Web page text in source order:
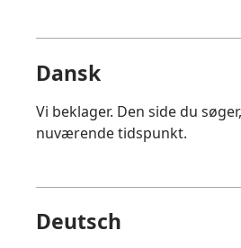
Dansk
Vi beklager. Den side du
nuværende tidspunkt.
Deutsch